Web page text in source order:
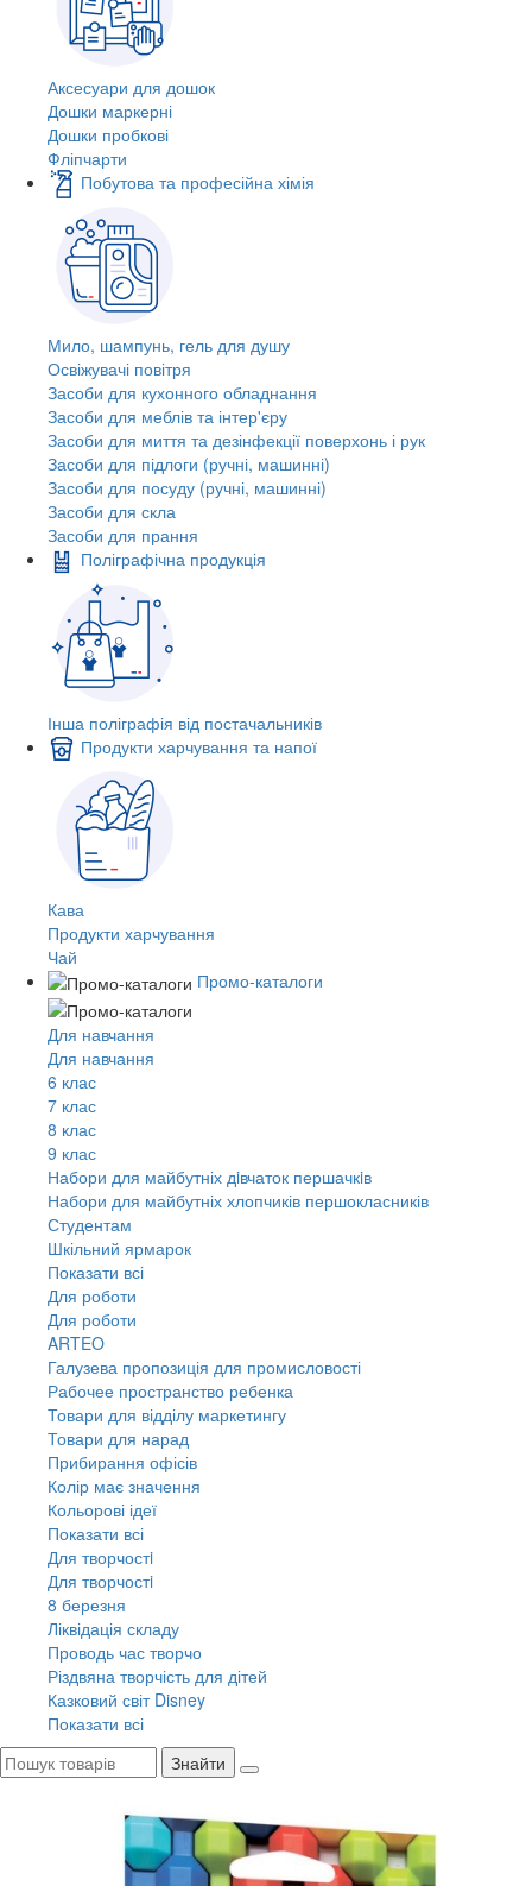
Аксесуари для дошок
Дошки маркерні
Дошки пробкові
Фліпчарти
Побутова та професійна хімія
Мило, шампунь, гель для душу
Освіжувачі повітря
Засоби для кухонного обладнання
Засоби для меблів та інтер'єру
Засоби для миття та дезінфекції поверхонь і рук
Засоби для підлоги (ручні, машинні)
Засоби для посуду (ручні, машинні)
Засоби для скла
Засоби для прання
Поліграфічна продукція
Інша поліграфія від постачальників
Продукти харчування та напої
Кава
Продукти харчування
Чай
Промо-каталоги
Для навчання
Для навчання
6 клас
7 клас
8 клас
9 клас
Набори для майбутніх дiвчаток першачкiв
Набори для майбутніх хлопчиків першокласників
Студентам
Шкільний ярмарок
Показати всі
Для роботи
Для роботи
ARTEO
Галузева пропозиція для промисловості
Рабочее пространство ребенка
Товари для відділу маркетингу
Товари для нарад
Прибирання офісів
Колір має значення
Кольорові ідеї
Показати всі
Для творчостi
Для творчостi
8 березня
Ліквідація складу
Проводь час творчо
Різдвяна творчість для дітей
Казковий світ Disney
Показати всі
Знайти